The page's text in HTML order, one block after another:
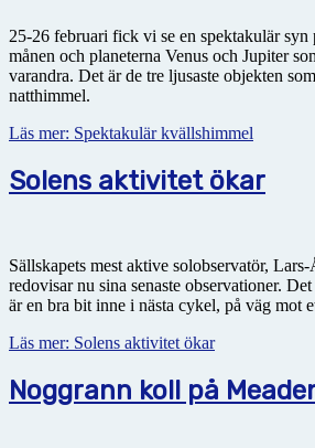
25-26 februari fick vi se en spektakulär
månen och planeterna Venus och Jupiter
varandra. Det är de tre ljusaste objekten
natthimmel.
Läs mer: Spektakulär kvällshimmel
Solens aktivitet ökar
Sällskapets mest aktive solobservatör,
redovisar nu sina senaste observationer.
är en bra bit inne i nästa cykel, på väg mot
Läs mer: Solens aktivitet ökar
Noggrann koll på